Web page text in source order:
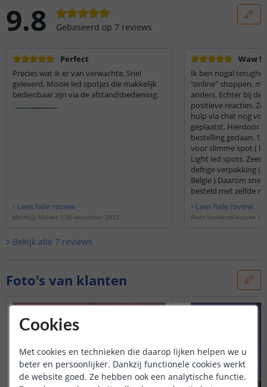
9.8 Gebaseerd op 7 reviews
Perfect
Precies wat ik er van verwachte, Snel
geleverd, Mooie led spotjes die makkelijk
bedienbaar zijn via de afstandsbediening.
Lees hele review
Matthijs Mulder | 30 december 2022
Waw !!!
Ik ben nogal
"online" shoppen,
anders. Echter bij
positieve reacties. Zeer degelijke en snelle
hulp via chat nog
geplaatst. Hierdoor uiteindelijk de
bestelling gedaan.
voor slimme spot (
Light led spots. Zeer snelle levering in
deftige verpakking (
Belgie ) Daarom snel nog eens 6 led spots
besteld met zelfde
Lees hele review
Alain Vandendriessche |
Bekijk alle 7 reviews
Foto's van klanten
Cookies
Met cookies en technieken die daarop lijken helpen we u
beter en persoonlijker. Dankzij functionele cookies werkt
de website goed. Ze hebben ook een analytische functie.